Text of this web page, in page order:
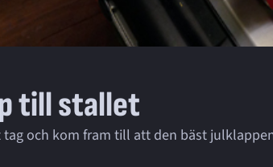
till stallet
tag och kom fram till att den bäst